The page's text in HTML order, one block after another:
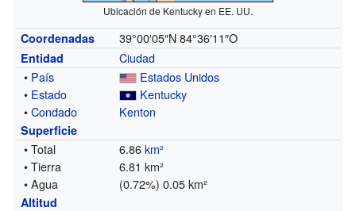
Ubicación de Kentucky en EE. UU.
Coordenadas 39°00′05″N 84°36′11″O
Entidad
Ciudad
• País
Estados Unidos
• Estado
Kentucky
•Condado Kenton
Superficie
• Total 6.86km²
• Tierra
6.81 km²
• Agua
(0.72%) 0.05 km²
Altitud